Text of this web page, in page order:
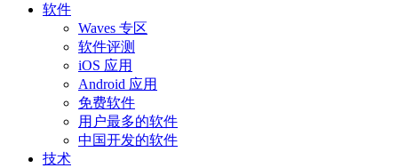
软件
Waves 专区
软件评测
iOS 应用
Android 应用
免费软件
用户最多的软件
中国开发的软件
技术